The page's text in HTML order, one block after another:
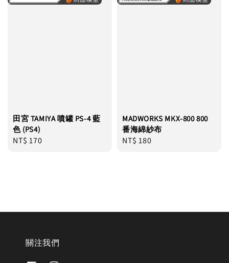
田宮 TAMIYA 噴罐 PS-4 藍
色 (PS4)
Regular
NT$ 170
MADWORKS MKX-800 800
番海綿紗布
Regular
NT$ 180
關注我們